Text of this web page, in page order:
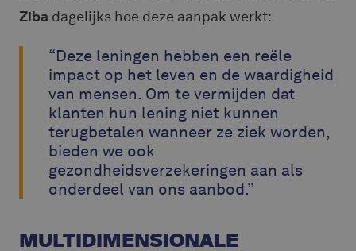
Ziba dagelijks hoe deze aanpak werkt:
“Deze leningen hebben een reële
impact op het leven en de waardigheid
van mensen. Om te vermijden dat
klanten hun lening niet kunnen
terugbetalen wanneer ze ziek worden,
bieden we ook
gezondheidsverzekeringen aan als
onderdeel van ons aanbod.”
MULTIDIMENSIONALE